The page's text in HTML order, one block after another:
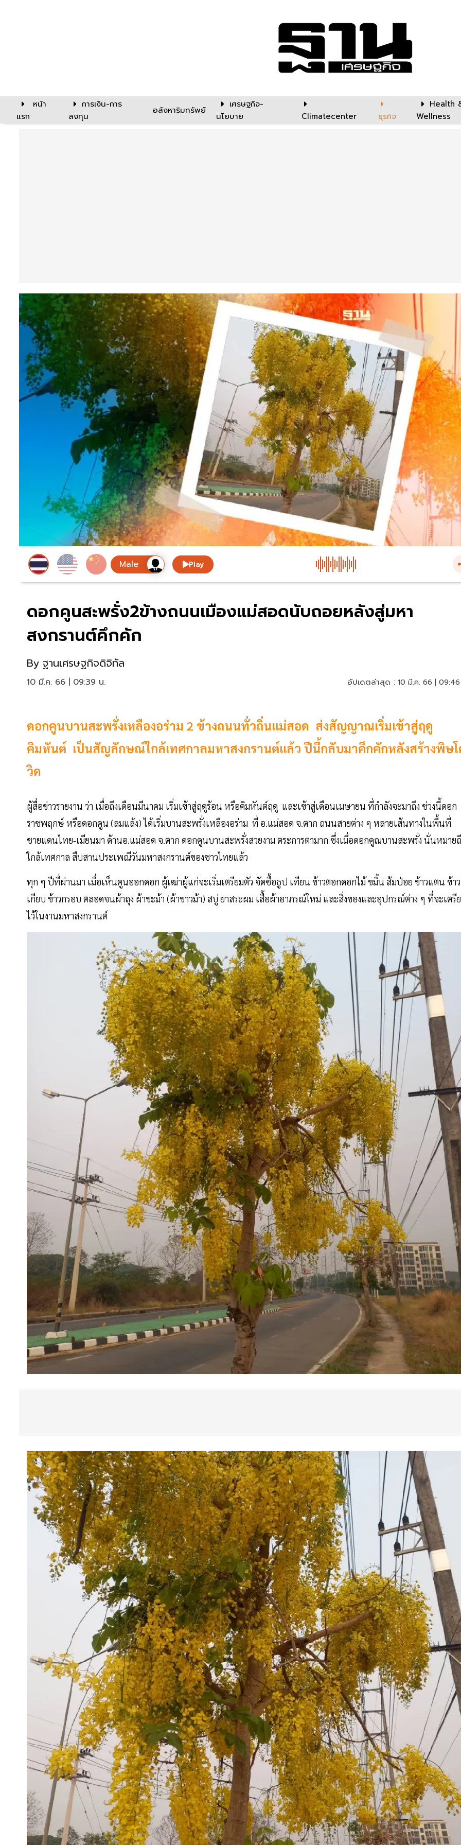
หน้า
แรก
การเงิน-การ
ลงทุน
อสังหาริมทรัพย์
เศรษฐกิจ-
นโยบาย
Climatecenter ธุรกิจ
Health
Wellness
Play
ดอกคูนสะพรั่ง2ข้างถนนเมืองแม่สอดนับถอยหลังสู่มหา
สงกรานต์คึกคัก
By ฐานเศรษฐกิจดิจิทัล
10 มี.ค. 66 | 09:39 น. อัปเดตล่าสุด : 10 มี.ค. 66 |
ดอกคูนบานสะพรั่งเหลืองอร่าม 2 ข้างถนนทั่วถิ่นแม่สอด ส่งสัญญาณเริ่มเข้าสู่ฤดู
คิมหันต์ เป็นสัญลักษณ์ใกล้เทศกาลมหาสงกรานต์แล้ว ปีนี้กลับมาคึกคักหลังสร้างพิษ
วิด
ผู้สื่อข่าวรายงาน ว่า เมื่อถึงเดือนมีนาคม เริ่มเข้าสู่ฤดูร้อน หรือคิมหันต์ฤดู และเข้าสู่เดือนเมษายน ที่กำลังจะมาถึง ช่วงนี้ดอก
ราชพฤกษ์ หรือดอกคูน (ลมแล้ง) ได้เริ่มบานสะพรั่งเหลืองอร่าม ที่ อ.แม่สอด จ.ตาก ถนนสายต่าง ๆ หลายเส้นทางในพื้นที่
ชายแดนไทย-เมียนมา ด้านอ.แม่สอด จ.ตาก ดอกคูนบานสะพรั่งสวยงาม ตระการตามาก ซึ่งเมื่อดอกคูณบานสะพรั่ง นั่นหมาย
ใกล้เทศกาล สืบสานประเพณีวันมหาสงกรานต์ของชาวไทยแล้ว
ทุก ๆ ปีที่ผ่านมา เมื่อเห็นคูนออกดอก ผู้เฒ่าผู้แก่จะเริ่มเตรียมตัว จัดซื้อธูป เทียน ข้าวตอกดอกไม้ ขมิ้น ส้มป่อย ข้าวแตน ข้าว
เกียบ ข้าวกรอบ ตลอดจนผ้าถุง ผ้าขะม้า (ผ้าขาวม้า) สบู่ ยาสระผม เสื้อผ้าอาภรณ์ใหม่ และสิ่งของและอุปกรณ์ต่าง ๆ ที่จะเตรี
ไว้ในงานมหาสงกรานต์